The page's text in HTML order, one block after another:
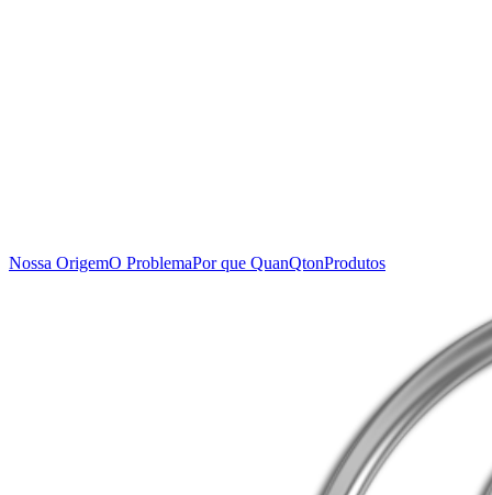
Nossa OrigemO ProblemaPor que QuanQtonProdutos